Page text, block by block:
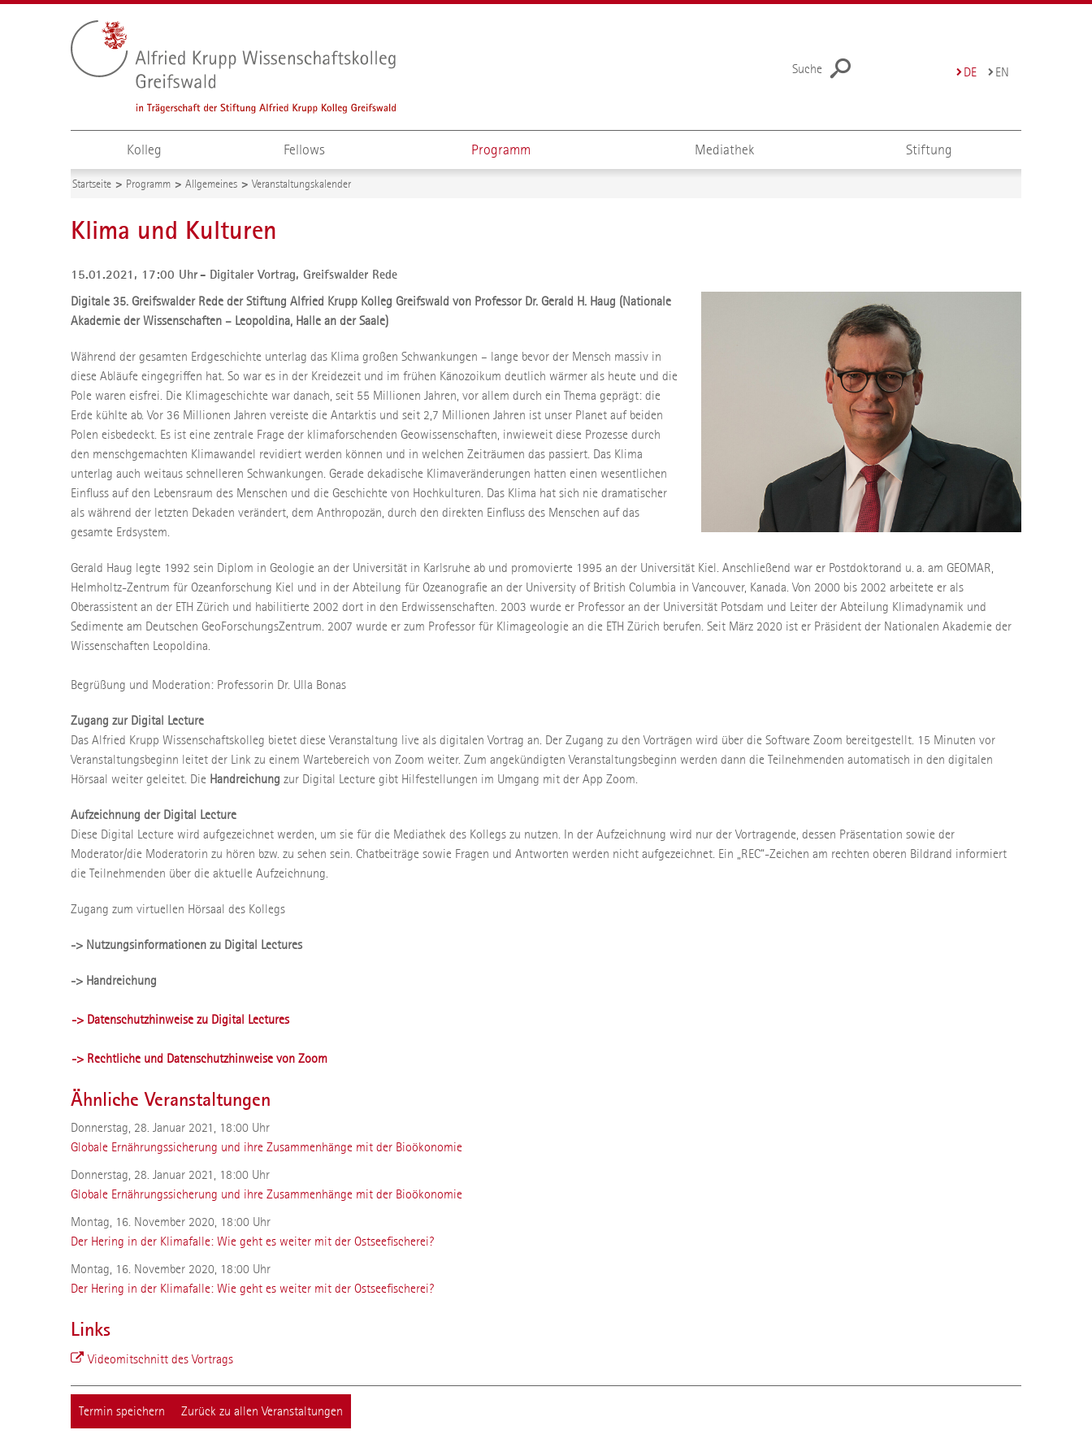
Suche DE EN
Kolleg Fellows Programm Mediathek Stiftung
Startseite Programm Allgemeines Veranstaltungskalender
Klima und Kulturen
15.01.2021, 17:00 Uhr Digitaler Vortrag, Greifswalder Rede
Digitale 35. Greifswalder Rede der Stiftung Alfried Krupp Kolleg Greifswald von Professor Dr. Gerald H. Haug (Nationale
Akademie der Wissenschaften – Leopoldina, Halle an der Saale)
Während der gesamten Erdgeschichte unterlag das Klima großen Schwankungen – lange bevor der Mensch massiv in
diese Abläufe eingegriffen hat. So war es in der Kreidezeit und im frühen Känozoikum deutlich wärmer als heute und die
Pole waren eisfrei. Die Klimageschichte war danach, seit 55 Millionen Jahren, vor allem durch ein Thema geprägt: die
Erde kühlte ab. Vor 36 Millionen Jahren vereiste die Antarktis und seit 2,7 Millionen Jahren ist unser Planet auf beiden
Polen eisbedeckt. Es ist eine zentrale Frage der klimaforschenden Geowissenschaften, inwieweit diese Prozesse durch
den menschgemachten Klimawandel revidiert werden können und in welchen Zeiträumen das passiert. Das Klima
unterlag auch weitaus schnelleren Schwankungen. Gerade dekadische Klimaveränderungen hatten einen wesentlichen
Einfluss auf den Lebensraum des Menschen und die Geschichte von Hochkulturen. Das Klima hat sich nie dramatischer
als während der letzten Dekaden verändert, dem Anthropozän, durch den direkten Einfluss des Menschen auf das
gesamte Erdsystem.
Gerald Haug legte 1992 sein Diplom in Geologie an der Universität in Karlsruhe ab und promovierte 1995 an der Universität Kiel. Anschließend war er Postdoktorand u. a. am GEOMAR,
Helmholtz-Zentrum für Ozeanforschung Kiel und in der Abteilung für Ozeanografie an der University of British Columbia in Vancouver, Kanada. Von 2000 bis 2002 arbeitete er als
Oberassistent an der ETH Zürich und habilitierte 2002 dort in den Erdwissenschaften. 2003 wurde er Professor an der Universität Potsdam und Leiter der Abteilung Klimadynamik und
Sedimente am Deutschen GeoForschungsZentrum. 2007 wurde er zum Professor für Klimageologie an die ETH Zürich berufen. Seit März 2020 ist er Präsident der Nationalen Akademie der
Wissenschaften Leopoldina.
Begrüßung und Moderation: Professorin Dr. Ulla Bonas
Zugang zur Digital Lecture
Das Alfried Krupp Wissenschaftskolleg bietet diese Veranstaltung live als digitalen Vortrag an. Der Zugang zu den Vorträgen wird über die Software Zoom bereitgestellt. 15 Minuten vor
Veranstaltungsbeginn leitet der Link zu einem Wartebereich von Zoom weiter. Zum angekündigten Veranstaltungsbeginn werden dann die Teilnehmenden automatisch in den digitalen
Hörsaal weiter geleitet. Die Handreichung zur Digital Lecture gibt Hilfestellungen im Umgang mit der App Zoom.
Aufzeichnung der Digital Lecture
Diese Digital Lecture wird aufgezeichnet werden, um sie für die Mediathek des Kollegs zu nutzen. In der Aufzeichnung wird nur der Vortragende, dessen Präsentation sowie der
Moderator/die Moderatorin zu hören bzw. zu sehen sein. Chatbeiträge sowie Fragen und Antworten werden nicht aufgezeichnet. Ein „REC“-Zeichen am rechten oberen Bildrand informiert
die Teilnehmenden über die aktuelle Aufzeichnung.
Zugang zum virtuellen Hörsaal des Kollegs
-> Nutzungsinformationen zu Digital Lectures
-> Handreichung
-> Datenschutzhinweise zu Digital Lectures
-> Rechtliche und Datenschutzhinweise von Zoom
Ähnliche Veranstaltungen
Donnerstag, 28. Januar 2021, 18:00 Uhr
Globale Ernährungssicherung und ihre Zusammenhänge mit der Bioökonomie
Donnerstag, 28. Januar 2021, 18:00 Uhr
Globale Ernährungssicherung und ihre Zusammenhänge mit der Bioökonomie
Montag, 16. November 2020, 18:00 Uhr
Der Hering in der Klimafalle: Wie geht es weiter mit der Ostseefischerei?
Montag, 16. November 2020, 18:00 Uhr
Der Hering in der Klimafalle: Wie geht es weiter mit der Ostseefischerei?
Links
Videomitschnitt des Vortrags
Termin speichern Zurück zu allen Veranstaltungen